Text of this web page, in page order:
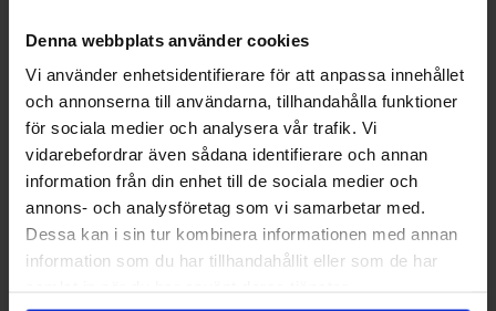
Denna webbplats använder cookies
Vi använder enhetsidentifierare för att anpassa innehållet
och annonserna till användarna, tillhandahålla funktioner
för sociala medier och analysera vår trafik. Vi
vidarebefordrar även sådana identifierare och annan
information från din enhet till de sociala medier och
annons- och analysföretag som vi samarbetar med.
Dessa kan i sin tur kombinera informationen med annan
information som du har tillhandahållit eller som de har
Twin Air Luftfilterlock Kawasaki
KXF250/450 2006/2015
265,00 kr